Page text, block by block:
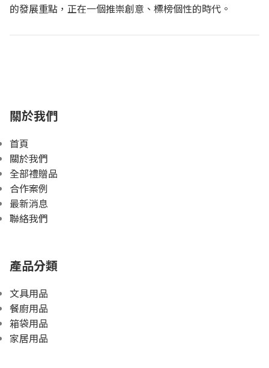
的發展重點，正在一個推崇創意、標榜個性的時代。
關於我們
首頁
關於我們
全部禮贈品
合作案例
最新消息
聯絡我們
產品分類
文具用品
餐廚用品
箱袋用品
家居用品